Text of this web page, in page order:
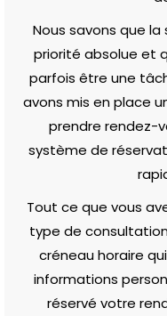
Nous savons que
priorité absolue et
parfois être une
avons mis en place
prendre rendez-
système de
Tout ce que vous
type de
créneau horaire
informations
réservé votre